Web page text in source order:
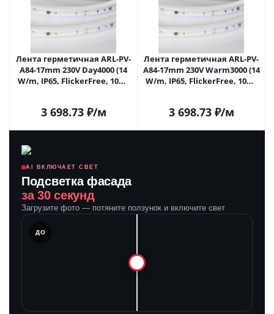
Лента герметичная ARL-PV-
A84-17mm 230V Day4000 (14
W/m, IP65, FlickerFree, 10m)
3 698.73₽/м
Лента герметичная ARL-PV-
A84-17mm 230V Warm3000 (14
W/m, IP65, FlickerFree, 10m)
3 698.73₽/м
AI ВКЛЮЧАЕТ СВЕТ
Подсветка фасада
за 30 секунд
Загрузите фото — потяните ползунок и включите свет
ДО